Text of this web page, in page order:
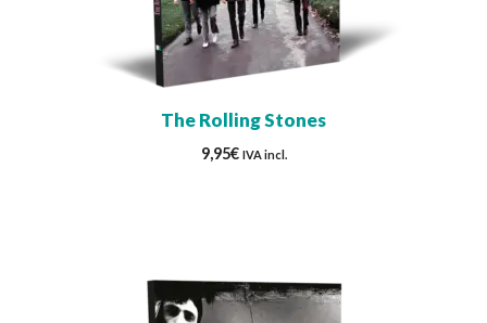
The Rolling Stones
9,95€ IVA incl.